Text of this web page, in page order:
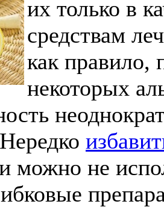
их только в
средствам
как правило,
некоторых
можно не